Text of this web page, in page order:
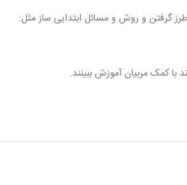
گرفتن و روش و مسائل ابتدایی ساز مثل:
با کمک مربیان آموزش ببینند.